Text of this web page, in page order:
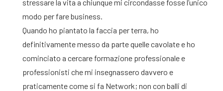
stressare la vita a chiunque mi circondasse fosse l’unico
modo per fare business.
Quando ho piantato la faccia per terra, ho
definitivamente messo da parte quelle cavolate e ho
cominciato a cercare formazione professionale e
professionisti che mi insegnassero davvero e
praticamente come si fa Network; non con balli di